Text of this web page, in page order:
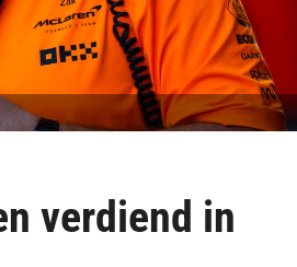
verdiend in